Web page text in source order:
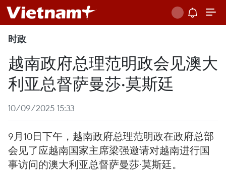
时政
越南政府总理范明政会见澳大
利亚总督萨曼莎·莫斯廷
10/09/2025 15:33
9月10日下午，越南政府总理范明政在政府总部
会见了应越南国家主席梁强邀请对越南进行国
事访问的澳大利亚总督萨曼莎·莫斯廷。